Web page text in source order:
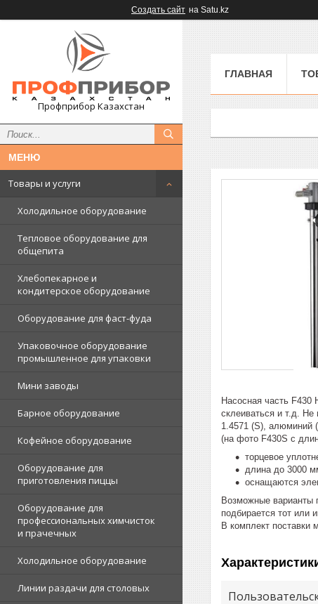
Создать сайт на Satu.kz
Профприбор Казахстан
Товары и услуги
Холодильное оборудование
Тепловое оборудование для
общепита
Хлебопекарное и
кондитерское оборудование
Оборудование для фаст-фуда
Упаковочное оборудование
промышленное для упаковки
Мини заводы
Барное оборудование
Кофейное оборудование
Оборудование для
приготовления пиццы
Оборудование для
профессиональных химчисток
и прачечных
Холодильное оборудование
Линии раздачи для столовых
ГЛАВНАЯ
Насосная часть F430
склеиваться и т.д.
1.4571 (S), алюминий
(на фото F430S с
торцевое
длина до 3000
оснащаются
Возможные варианты
подбирается тот или
В комплект поставки